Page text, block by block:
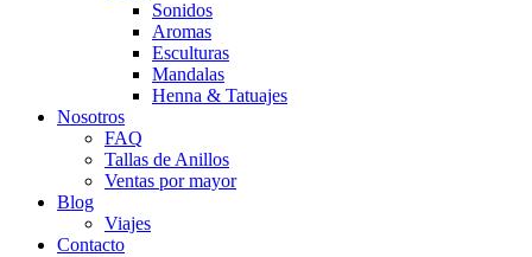
Sonidos
Aromas
Esculturas
Mandalas
Henna & Tatuajes
Nosotros
FAQ
Tallas de Anillos
Ventas por mayor
Blog
Viajes
Contacto